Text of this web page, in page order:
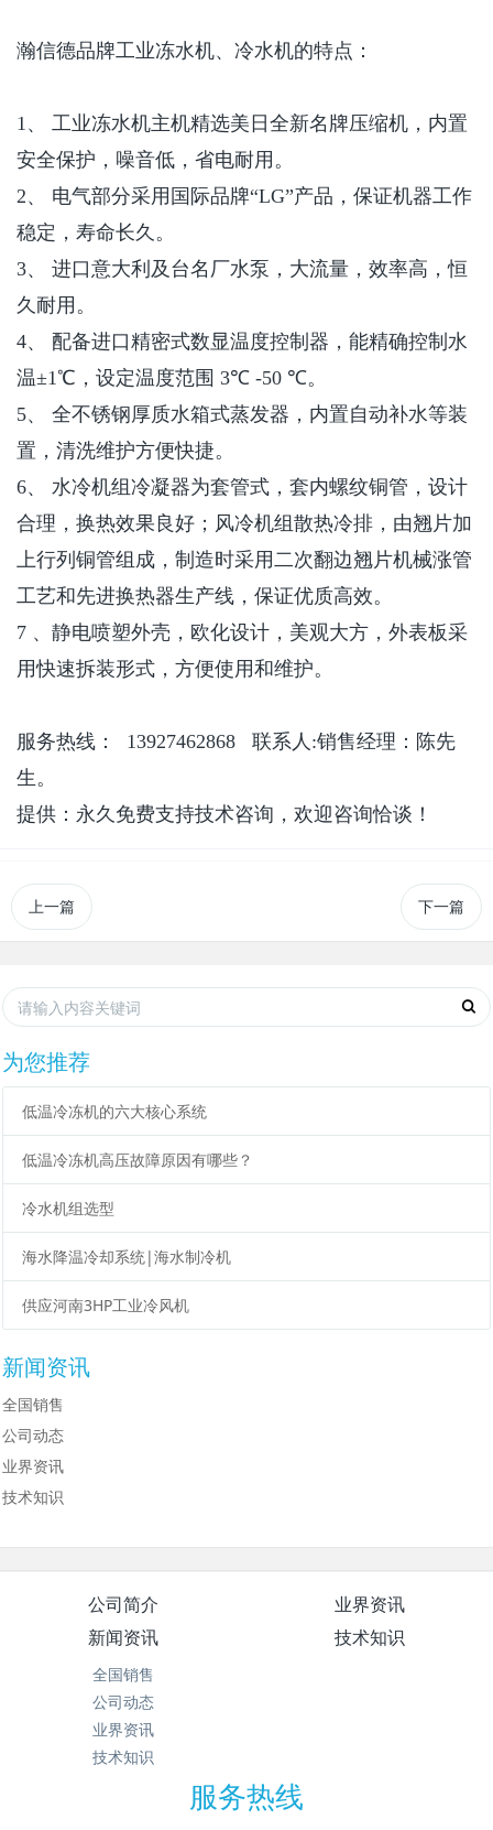
瀚信德品牌工业冻水机、冷水机的特点：
1、 工业冻水机主机精选美日全新名牌压缩机，内置
安全保护，噪音低，省电耐用。
2、 电气部分采用国际品牌“LG”产品，保证机器工作
稳定，寿命长久。
3、 进口意大利及台名厂水泵，大流量，效率高，恒
久耐用。
4、 配备进口精密式数显温度控制器，能精确控制水
温±1℃，设定温度范围 3℃ -50 ℃。
5、 全不锈钢厚质水箱式蒸发器，内置自动补水等装
置，清洗维护方便快捷。
6、 水冷机组冷凝器为套管式，套内螺纹铜管，设计
合理，换热效果良好；风冷机组散热冷排，由翘片加
上行列铜管组成，制造时采用二次翻边翘片机械涨管
工艺和先进换热器生产线，保证优质高效。
7 、静电喷塑外壳，欧化设计，美观大方，外表板采
用快速拆装形式，方便使用和维护。
服务热线： 13927462868 联系人 :销售经理：陈先
生。
提供：永久免费支持技术咨询，欢迎咨询恰谈！
上一篇 下一篇
为您推荐
低温冷冻机的六大核心系统
低温冷冻机高压故障原因有哪些？
冷水机组选型
海水降温冷却系统|海水制冷机
供应河南3HP工业冷风机
新闻资讯
全国销售
公司动态
业界资讯
技术知识
公司简介
业界资讯
新闻资讯
全国销售
公司动态
业界资讯
技术知识
技术知识
服务热线